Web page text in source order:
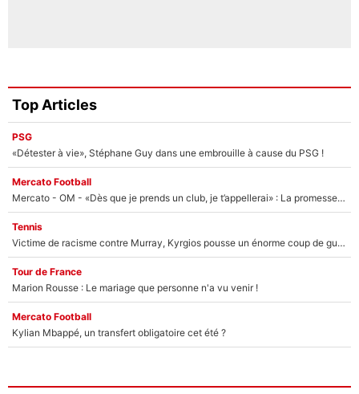
Top Articles
PSG
«Détester à vie», Stéphane Guy dans une embrouille à cause du PSG !
Mercato Football
Mercato - OM - «Dès que je prends un club, je t’appellerai» : La promesse de Marcelino au moment de claquer la porte
Tennis
Victime de racisme contre Murray, Kyrgios pousse un énorme coup de gueule !
Tour de France
Marion Rousse : Le mariage que personne n'a vu venir !
Mercato Football
Kylian Mbappé, un transfert obligatoire cet été ?